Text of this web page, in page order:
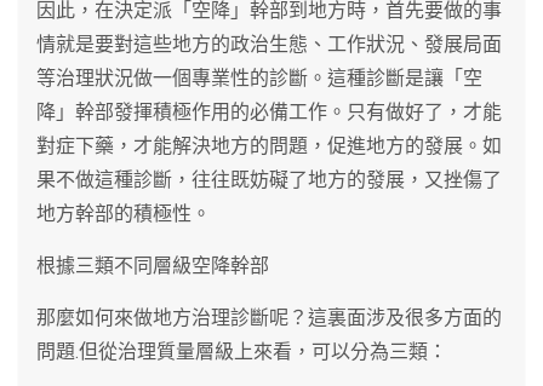
因此，在決定派「空降」幹部到地方時，首先要做的事
情就是要對這些地方的政治生態、工作狀況、發展局面
等治理狀況做一個專業性的診斷。這種診斷是讓「空
降」幹部發揮積極作用的必備工作。只有做好了，才能
對症下藥，才能解決地方的問題，促進地方的發展。如
果不做這種診斷，往往既妨礙了地方的發展，又挫傷了
地方幹部的積極性。
根據三類不同層級空降幹部
那麼如何來做地方治理診斷呢？這裏面涉及很多方面的
問題.但從治理質量層級上來看，可以分為三類：